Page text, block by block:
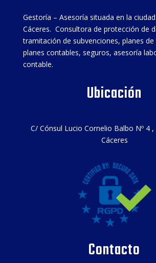
Gestoría – Asesoría situada en la
Cáceres. Consultora de protección de
tramitación de subvenciones, planes de
planes contables, seguros, asesoría
contable.
Ubicación
C/ Cónsul Lucio Cornelio Balbo Nº 4 ,
Cáceres
Contacto